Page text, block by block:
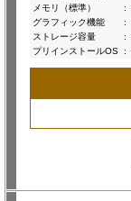
メモリ（標準）
:
グラフィック機能
:
ストレージ容量
:
プリインストールOS :